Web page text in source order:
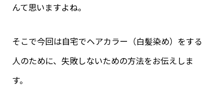
んて思いますよね。
そこで今回は自宅でヘアカラー（白髪染め）をする
人のために、失敗しないための方法をお伝えしま
す。